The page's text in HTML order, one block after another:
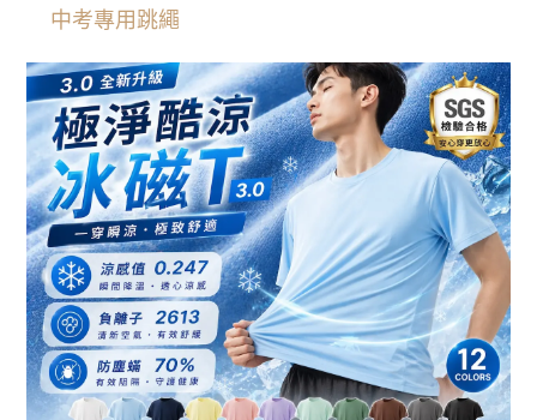
中考專用跳繩